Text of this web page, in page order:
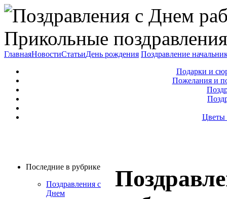
Прикольные
ГлавнаяНовостиСтатьиДень рождения Поздравление
Подарки и
Пожелания и
Цветы
Последние в рубрике
Поздравления с
Днем